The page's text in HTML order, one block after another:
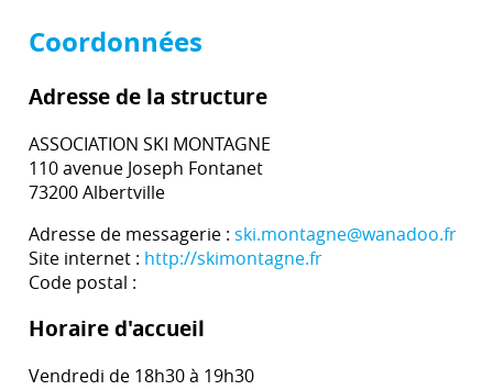
Coordonnées
Adresse de la structure
ASSOCIATION SKI MONTAGNE
110 avenue Joseph Fontanet
73200 Albertville
Adresse de messagerie : ski.montagne@wanadoo.fr
Site internet : http://skimontagne.fr
Code postal :
Horaire d'accueil
Vendredi de 18h30 à 19h30